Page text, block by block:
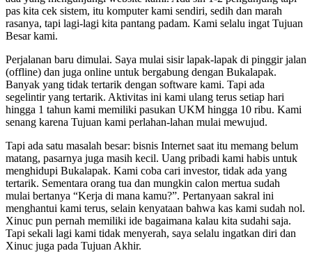
pas kita cek sistem, itu komputer kami sendiri, sedih dan marah
rasanya, tapi lagi-lagi kita pantang padam. Kami selalu ingat Tujuan
Besar kami.
Perjalanan baru dimulai. Saya mulai sisir lapak-lapak di pinggir jalan
(offline) dan juga online untuk bergabung dengan Bukalapak.
Banyak yang tidak tertarik dengan software kami. Tapi ada
segelintir yang tertarik. Aktivitas ini kami ulang terus setiap hari
hingga 1 tahun kami memiliki pasukan UKM hingga 10 ribu. Kami
senang karena Tujuan kami perlahan-lahan mulai mewujud.
Tapi ada satu masalah besar: bisnis Internet saat itu memang belum
matang, pasarnya juga masih kecil. Uang pribadi kami habis untuk
menghidupi Bukalapak. Kami coba cari investor, tidak ada yang
tertarik. Sementara orang tua dan mungkin calon mertua sudah
mulai bertanya “Kerja di mana kamu?”. Pertanyaan sakral ini
menghantui kami terus, selain kenyataan bahwa kas kami sudah nol.
Xinuc pun pernah memiliki ide bagaimana kalau kita sudahi saja.
Tapi sekali lagi kami tidak menyerah, saya selalu ingatkan diri dan
Xinuc juga pada Tujuan Akhir.